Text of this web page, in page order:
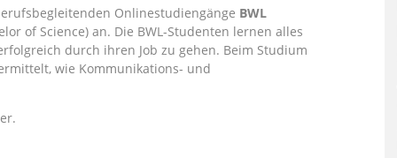
Onlinestudiengänge BWL
of Science) an. Die BWL-Studenten lernen alles
durch ihren Job zu gehen. Beim Studium
wie Kommunikations- und